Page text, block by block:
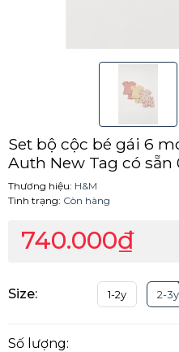
Set bộ cộc bé gái 6
Auth New Tag có sẵn
Thương hiệu: H&M
Tình trạng: Còn hàng
740.000₫
Size: 1-2y 2-3y
Số lượng: